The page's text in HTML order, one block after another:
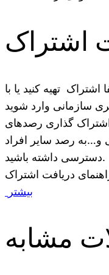
اشتراک
تهیه کنید یا با
اشتراک گذاری رصدهای
و…به رصد سایر افراد
دسترسی داشته باشید.
دریافت اشتراک
بیشتر
مشابه